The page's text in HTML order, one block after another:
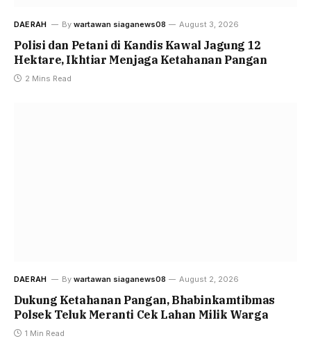
DAERAH By wartawan siaganews08 August 3, 2026
Polisi dan Petani di Kandis Kawal Jagung 12
Hektare, Ikhtiar Menjaga Ketahanan Pangan
2 Mins Read
DAERAH By wartawan siaganews08 August 2, 2026
Dukung Ketahanan Pangan, Bhabinkamtibmas
Polsek Teluk Meranti Cek Lahan Milik Warga
1 Min Read